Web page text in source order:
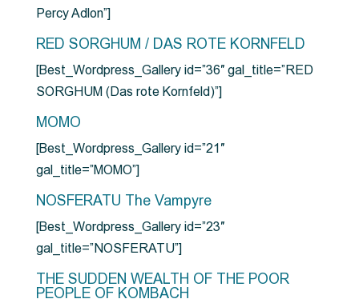
Percy Adlon”]
RED SORGHUM / DAS ROTE KORNFELD
[Best_Wordpress_Gallery id=”36″ gal_title=”RED
SORGHUM (Das rote Kornfeld)”]
MOMO
[Best_Wordpress_Gallery id=”21″
gal_title=”MOMO”]
NOSFERATU The Vampyre
[Best_Wordpress_Gallery id=”23″
gal_title=”NOSFERATU”]
THE SUDDEN WEALTH OF THE POOR
PEOPLE OF KOMBACH